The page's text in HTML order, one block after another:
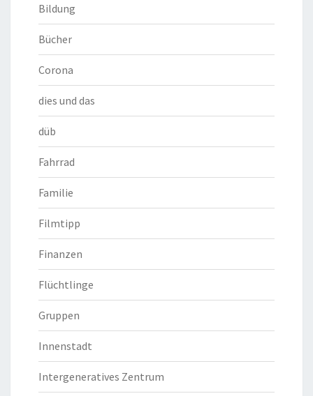
Bildung
Bücher
Corona
dies und das
düb
Fahrrad
Familie
Filmtipp
Finanzen
Flüchtlinge
Gruppen
Innenstadt
Intergeneratives Zentrum